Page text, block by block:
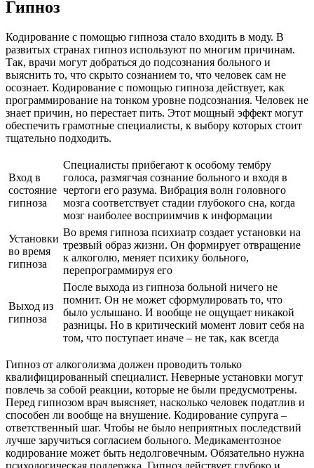
Гипноз
Кодирование с помощью гипноза стало входить в моду. В
развитых странах гипноз используют по многим причинам.
Так, врачи могут добраться до подсознания больного и
выяснить то, что скрыто сознанием то, что человек сам не
осознает. Кодирование с помощью гипноза действует, как
программирование на тонком уровне подсознания. Человек не
знает причин, но перестает пить. Этот мощный эффект могут
обеспечить грамотные специалисты, к выбору которых стоит
тщательно подходить.
Вход в
состояние
гипноза
Специалисты прибегают к особому тембру
голоса, размягчая сознание больного и входя в
чертоги его разума. Вибрация волн головного
мозга соответствует стадии глубокого сна, когда
мозг наиболее восприимчив к информации
Установки
во время
гипноза
Во время гипноза психиатр создает установки на
трезвый образ жизни. Он формирует отвращение
к алкоголю, меняет психику больного,
перепрограммируя его
Выход из
гипноза
После выхода из гипноза больной ничего не
помнит. Он не может сформулировать то, что
было услышано. И вообще не ощущает никакой
разницы. Но в критический момент ловит себя на
том, что поступает иначе – не так, как всегда
Гипноз от алкоголизма должен проводить только
квалифицированный специалист. Неверные установки могут
повлечь за собой реакции, которые не были предусмотрены.
Перед гипнозом врач выясняет, насколько человек податлив и
способен ли вообще на внушение. Кодирование супруга –
ответственный шаг. Чтобы не было неприятных последствий
лучше заручиться согласием больного. Медикаментозное
кодирование может быть недолговечным. Обязательно нужна